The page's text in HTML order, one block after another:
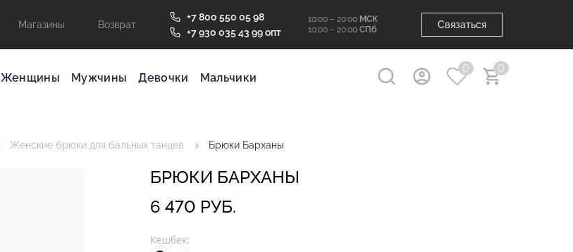
Магазины Возврат
+7 800 550 05 98
+7 930 035 43 99 опт
10:00 – 20:00 МСК
10:00 – 20:00 СПб Связаться
Женщины Мужчины Девочки Мальчики
0 0
Женские брюки для бальных танцев Брюки Барханы
БРЮКИ БАРХАНЫ
6 470 РУБ.
Кешбек: